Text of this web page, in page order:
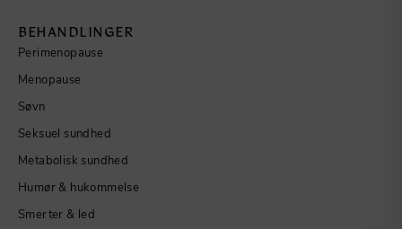
BEHANDLINGER
Perimenopause
Menopause
Søvn
Seksuel sundhed
Metabolisk sundhed
Humør & hukommelse
Smerter & led